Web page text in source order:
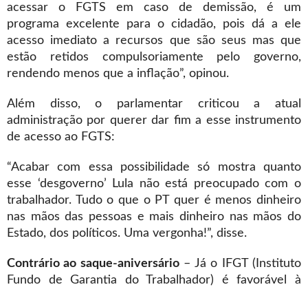
acessar o FGTS em caso de demissão, é um
programa excelente para o cidadão, pois dá a ele
acesso imediato a recursos que são seus mas que
estão retidos compulsoriamente pelo governo,
rendendo menos que a inflação”, opinou.
Além disso, o parlamentar criticou a atual
administração por querer dar fim a esse instrumento
de acesso ao FGTS:
“Acabar com essa possibilidade só mostra quanto
esse ‘desgoverno’ Lula não está preocupado com o
trabalhador. Tudo o que o PT quer é menos dinheiro
nas mãos das pessoas e mais dinheiro nas mãos do
Estado, dos políticos. Uma vergonha!”, disse.
Contrário ao saque-aniversário– Já o IFGT (Instituto
Fundo de Garantia do Trabalhador) é favorável à